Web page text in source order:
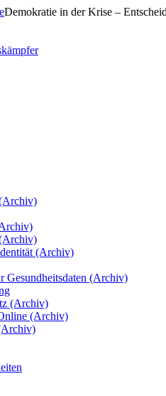
Demokratie in der Krise –
(Archiv)
Gesundheitsdaten (Archiv)
(Archiv)
(Archiv)